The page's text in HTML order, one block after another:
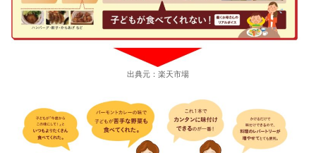
出典元：楽天市場